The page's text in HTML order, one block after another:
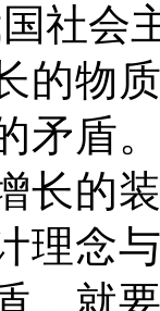
社会
的物
矛盾
长的
理念